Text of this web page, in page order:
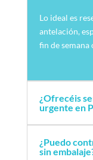
Lo ideal es
antelación,
fin de semana
¿Ofrecéis
urgente en
¿Puedo
sin